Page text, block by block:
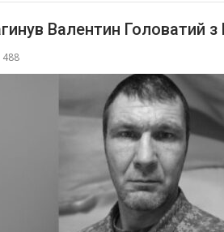
Валентин Головатий з